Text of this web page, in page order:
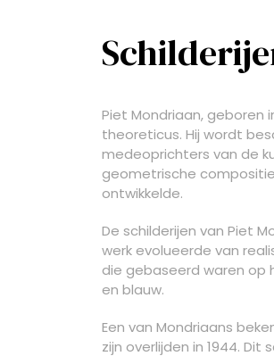
Piet Mondriaan, geboren
theoreticus. Hij wordt
medeoprichters van de
geometrische
ontwikkelde.
De schilderijen van Piet
werk evolueerde van
die gebaseerd waren op
en blauw.
Een van Mondriaans
zijn overlijden in 1944.